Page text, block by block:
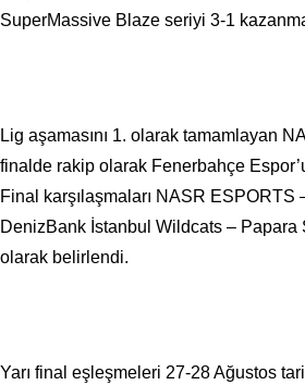
SuperMassive Blaze seriyi 3-1
Lig aşamasını 1. olarak tamamlayan
finalde rakip olarak Fenerbahçe
Final karşılaşmaları NASR
DenizBank İstanbul Wildcats –
olarak belirlendi.
Yarı final eşleşmeleri 27-28 Ağustos